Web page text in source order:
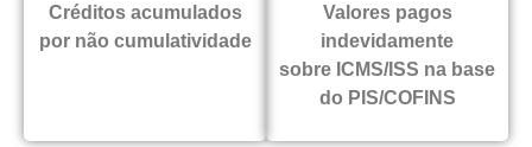
Créditos acumulados
por não cumulatividade
Valores pagos
indevidamente
sobre ICMS/ISS na base
do PIS/COFINS